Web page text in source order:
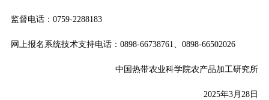
监督电话：0759-2288183
网上报名系统技术支持电话：0898-66738761、0898-66502026
中国热带农业科学院农产品加工研究所
2025年3月28日